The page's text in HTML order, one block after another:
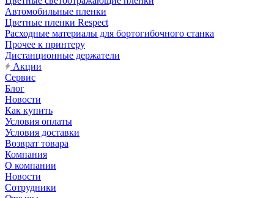
Автомобильные пленки
Цветные пленки Respect
Расходные материалы для бортогибочного станка
Прочее к принтеру
Дистанционные держатели
Акции
Сервис
Блог
Новости
Как купить
Условия оплаты
Условия доставки
Возврат товара
Компания
О компании
Новости
Сотрудники